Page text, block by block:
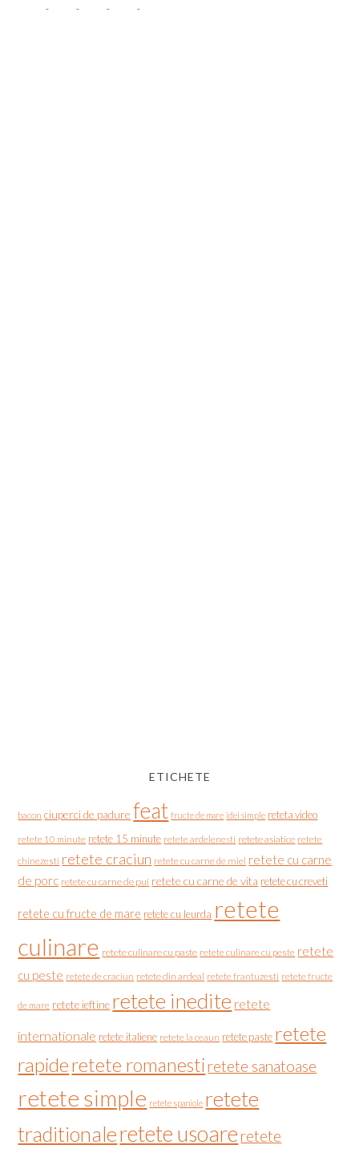
ETICHETE
bacon ciuperci de padure feat fructe de mare idei simple reteta video
retete 10 minute retete 15 minute retete ardelenesti retete asiatice retete
chinezesti retete craciun retete cu carne de miel retete cu carne
de porc retete cu carne de pui retete cu carne de vita retete cu creveti
retete cu fructe de mare retete cu leurda retete
culinare retete culinare cu paste retete culinare cu peste retete
cu peste retete de craciun retete din ardeal retete frantuzesti retete fructe
de mare retete ieftine retete inedite retete
internationale retete italiene retete la ceaun retete paste retete
rapideretete romanesti retete sanatoase
retete simple retete spaniole retete
traditionaleretete usoare retete